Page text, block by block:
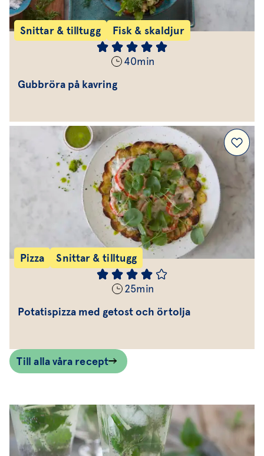
Snittar & tilltugg Fisk & skaldjur
40min
Gubbröra på kavring
Pizza Snittar & tilltugg
25min
Potatispizza med getost och örtolja
Till alla våra recept